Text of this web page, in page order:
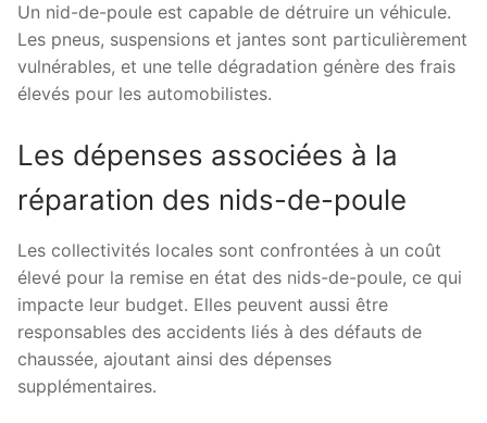
Un nid-de-poule est capable de détruire un véhicule.
Les pneus, suspensions et jantes sont particulièrement
vulnérables, et une telle dégradation génère des frais
élevés pour les automobilistes.
Les dépenses associées à la
réparation des nids-de-poule
Les collectivités locales sont confrontées à un coût
élevé pour la remise en état des nids-de-poule, ce qui
impacte leur budget. Elles peuvent aussi être
responsables des accidents liés à des défauts de
chaussée, ajoutant ainsi des dépenses
supplémentaires.